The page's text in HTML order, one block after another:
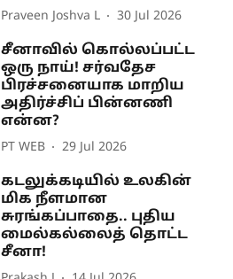
Praveen Joshva L 30 Jul 2026
சீனாவில் கொல்லப்பட்ட
ஒரு நாய்! சர்வதேச
பிரச்சனையாக மாறிய
அதிர்ச்சிப் பின்னணி
என்ன?
PT WEB 29 Jul 2026
கடலுக்கடியில் உலகின்
மிக நீளமான
சுரங்கப்பாதை.. புதிய
மைல்கல்லைத் தொட்ட
சீனா!